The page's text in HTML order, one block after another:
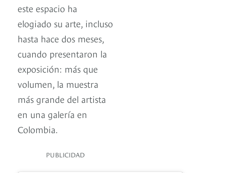
este espacio ha
elogiado su arte, incluso
hasta hace dos meses,
cuando presentaron la
exposición: más que
volumen, la muestra
más grande del artista
en una galería en
Colombia.
PUBLICIDAD